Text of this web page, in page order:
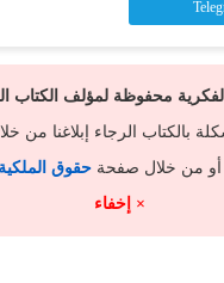
الفكرية محفوظة لمؤلف الكتاب
بالكتاب الرجاء إبلاغنا من
أو من خلال صفحة حقوق الملكية
× إخفاء